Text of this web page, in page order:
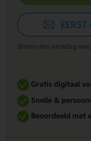
Binnen één werkdag
Gratis digitaal
Snelle &
Beoordeeld met